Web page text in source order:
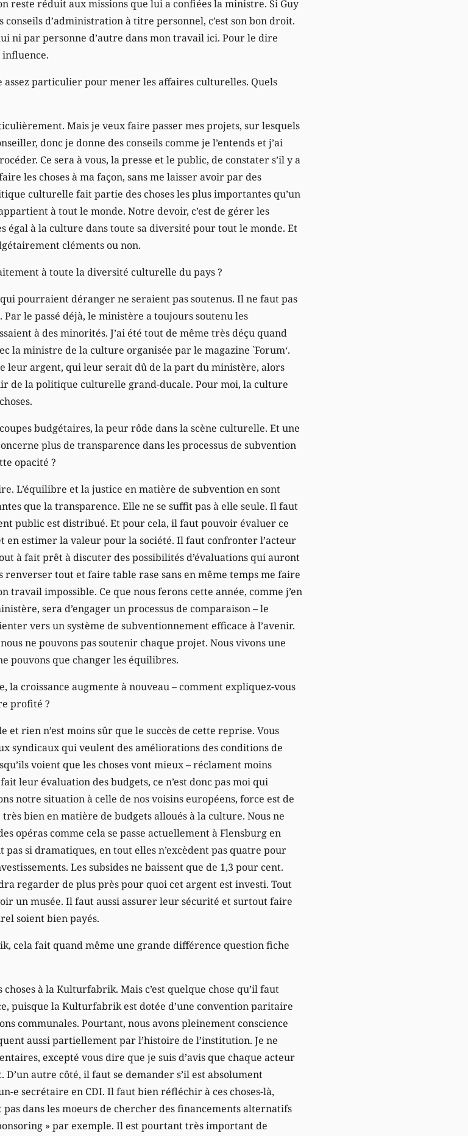
reste réduit aux missions que lui a confiées la ministre. Si Guy
d’administration à titre personnel, c’est son bon droit.
ni par personne d’autre dans mon travail ici. Pour le dire
influence.
assez particulier pour mener les affaires culturelles. Quels
Mais je veux faire passer mes projets, sur lesquels
donc je donne des conseils comme je l’entends et j’ai
Ce sera à vous, la presse et le public, de constater s’il y a
les choses à ma façon, sans me laisser avoir par des
culturelle fait partie des choses les plus importantes qu’un
à tout le monde. Notre devoir, c’est de gérer les
égal à la culture dans toute sa diversité pour tout le monde. Et
cléments ou non.
à toute la diversité culturelle du pays ?
pourraient déranger ne seraient pas soutenus. Il ne faut pas
le passé déjà, le ministère a toujours soutenu les
à des minorités. J’ai été tout de même très déçu quand
la ministre de la culture organisée par le magazine `Forum‘.
leur argent, qui leur serait dû de la part du ministère, alors
de la politique culturelle grand-ducale. Pour moi, la culture
budgétaires, la peur rôde dans la scène culturelle. Et une
plus de transparence dans les processus de subvention
opacité ?
L’équilibre et la justice en matière de subvention en sont
que la transparence. Elle ne se suffit pas à elle seule. Il faut
public est distribué. Et pour cela, il faut pouvoir évaluer ce
estimer la valeur pour la société. Il faut confronter l’acteur
à fait prêt à discuter des possibilités d’évaluations qui auront
renverser tout et faire table rase sans en même temps me faire
travail impossible. Ce que nous ferons cette année, comme j’en
sera d’engager un processus de comparaison – le
vers un système de subventionnement efficace à l’avenir.
ne pouvons pas soutenir chaque projet. Nous vivons une
pouvons que changer les équilibres.
la croissance augmente à nouveau – comment expliquez-vous
profité ?
rien n’est moins sûr que le succès de cette reprise. Vous
syndicaux qui veulent des améliorations des conditions de
voient que les choses vont mieux – réclament moins
leur évaluation des budgets, ce n’est donc pas moi qui
notre situation à celle de nos voisins européens, force est de
bien en matière de budgets alloués à la culture. Nous ne
opéras comme cela se passe actuellement à Flensburg en
pas si dramatiques, en tout elles n’excèdent pas quatre pour
Les subsides ne baissent que de 1,3 pour cent.
regarder de plus près pour quoi cet argent est investi. Tout
un musée. Il faut aussi assurer leur sécurité et surtout faire
soient bien payés.
cela fait quand même une grande différence question fiche
à la Kulturfabrik. Mais c’est quelque chose qu’il faut
puisque la Kulturfabrik est dotée d’une convention paritaire
communales. Pourtant, nous avons pleinement conscience
aussi partiellement par l’histoire de l’institution. Je ne
excepté vous dire que je suis d’avis que chaque acteur
autre côté, il faut se demander s’il est absolument
e secrétaire en CDI. Il faut bien réfléchir à ces choses-là,
pas dans les moeurs de chercher des financements alternatifs
» par exemple. Il est pourtant très important de